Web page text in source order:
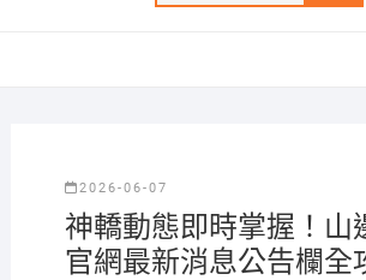
…
2026-06-07
神轎動態即時掌握！山
官網最新消息公告欄全